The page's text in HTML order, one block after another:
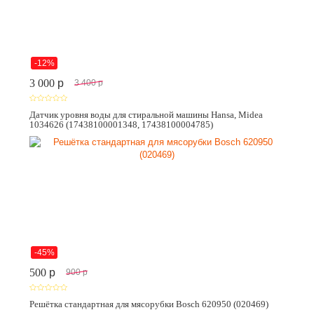
-12%
3 000 p 3 400 p
Датчик уровня воды для стиральной машины Hansa, Midea
1034626 (17438100001348, 17438100004785)
-45%
500 p 900 p
Решётка стандартная для мясорубки Bosch 620950 (020469)